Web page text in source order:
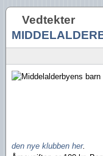
Aktiviteter
Middelalderbyen
Oslo i
Gangvaktprisen
Styremedlemmer
Kontakt oss
Uttalelser
Andres
Gjennomførte
Gjennomførte
Ny viten
Glemt ditt passord?
Glemt ditt brukernavn?
Vedtekter
den nye klubben her.